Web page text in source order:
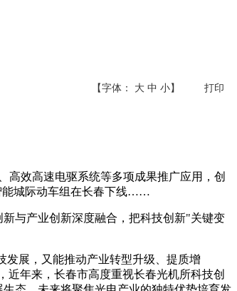
【字体： 大 中 小】 打印
高效高速电驱系统等多项成果推广应用，创
能城际动车组在长春下线……
与产业创新深度融合，把科技创新"关键变
展，又能推动产业转型升级、提质增
年来，长春市高度重视长春光机所科技创